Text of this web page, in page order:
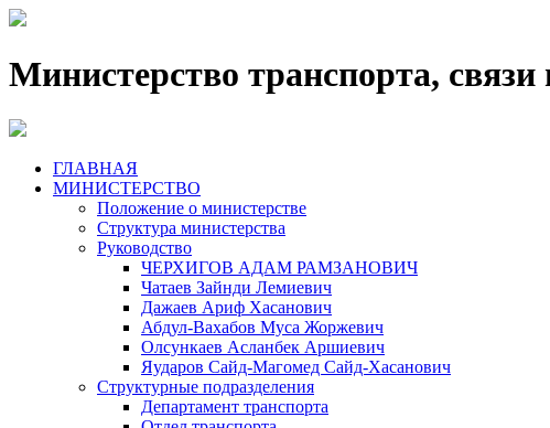
Министерство транспорта,
ГЛАВНАЯ
МИНИСТЕРСТВО
Положение о министерстве
Структура министерства
Руководство
ЧЕРХИГОВ АДАМ РАМЗАНОВИЧ
Чатаев Зайнди Лемиевич
Дажаев Ариф Хасанович
Абдул-Вахабов Муса Жоржевич
Олсункаев Асланбек Аршиевич
Яударов Сайд-Магомед Сайд-Хасанович
Структурные подразделения
Департамент транспорта